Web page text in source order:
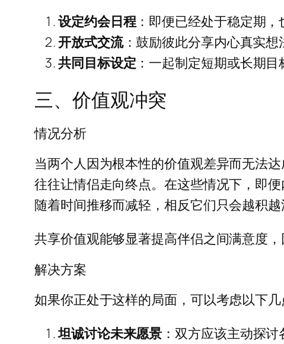
设定约会日程：即便已经处于稳定期，
开放式交流：鼓励彼此分享内心真实想
共同目标设定 ：一起制定短期或长期
三、价值观冲突
情况分析
当两个人因为根本性的价值观差异而无法
往往让情侣走向终点。在这些情况下，即
随着时间推移而减轻，相反它们只会越积越
共享价值观能够显著提高伴侣之间满意度
解决方案
如果你正处于这样的局面，可以考虑以下几
坦诚讨论未来愿景 ：双方应该主动探